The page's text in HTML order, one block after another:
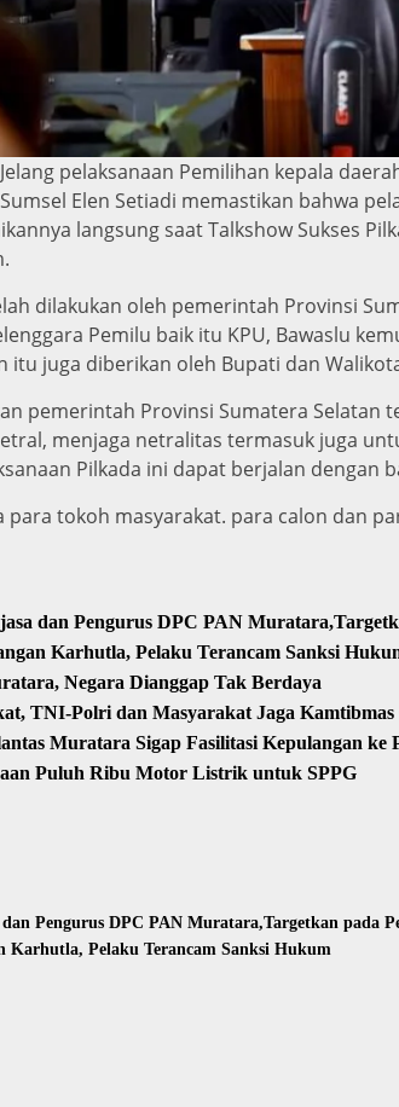
Jelang pelaksanaan Pemilihan kepala
Elen Setiadi memastikan bahwa
langsung saat Talkshow Sukses
dilakukan oleh pemerintah Provinsi
Pemilu baik itu KPU, Bawaslu
itu juga diberikan oleh Bupati dan
pemerintah Provinsi Sumatera Selatan
menjaga netralitas termasuk juga
Pilkada ini dapat berjalan dengan
tokoh masyarakat. para calon dan
dan Pengurus DPC PAN
Karhutla, Pelaku Terancam Sanksi
Negara Dianggap Tak Berdaya
TNI-Polri dan Masyarakat Jaga
Muratara Sigap Fasilitasi Kepulangan ke
Puluh Ribu Motor Listrik untuk SPPG
Pengurus DPC PAN Muratara,Targetkan pada
Karhutla, Pelaku Terancam Sanksi Hukum